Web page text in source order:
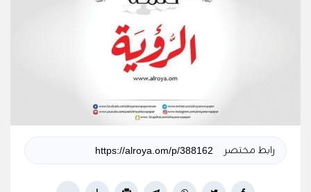
رابط مختصر